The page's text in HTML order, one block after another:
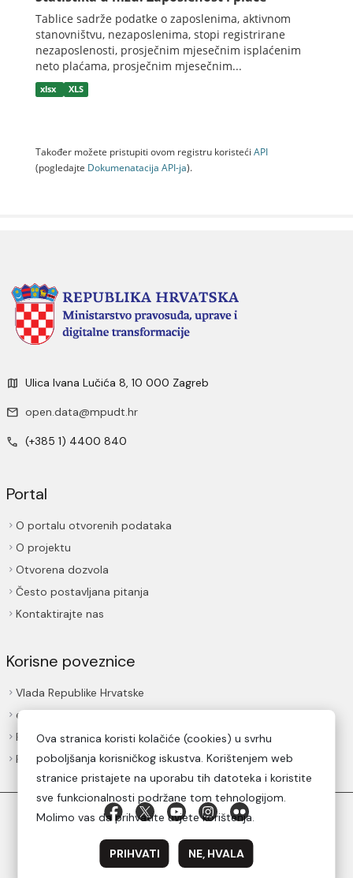
Tablice sadrže podatke o zaposlenima, aktivnom
stanovništvu, nezaposlenima, stopi registrirane
nezaposlenosti, prosječnim mjesečnim isplaćenim
neto plaćama, prosječnim mjesečnim...
xlsx XLS
Također možete pristupiti ovom registru koristeći API
(pogledajte Dokumenаtаcijа API-jа).